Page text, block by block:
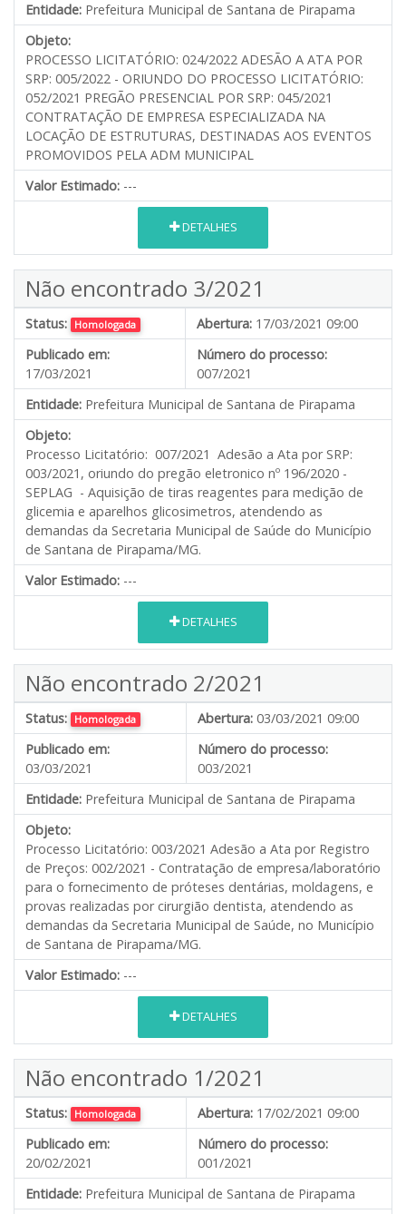
Entidade: Prefeitura Municipal de Santana de Pirapama
Objeto:
PROCESSO LICITATÓRIO: 024/2022 ADESÃO A ATA POR
SRP: 005/2022 - ORIUNDO DO PROCESSO LICITATÓRIO:
052/2021 PREGÃO PRESENCIAL POR SRP: 045/2021
CONTRATAÇÃO DE EMPRESA ESPECIALIZADA NA
LOCAÇÃO DE ESTRUTURAS, DESTINADAS AOS EVENTOS
PROMOVIDOS PELA ADM MUNICIPAL
Valor Estimado: ---
DETALHES
Não encontrado 3/2021
Status: Homologada Abertura: 17/03/2021 09:00
Publicado em:
17/03/2021
Número do processo:
007/2021
Entidade: Prefeitura Municipal de Santana de Pirapama
Objeto:
Processo Licitatório: 007/2021 Adesão a Ata por SRP:
003/2021, oriundo do pregão eletronico nº 196/2020 -
SEPLAG - Aquisição de tiras reagentes para medição de
glicemia e aparelhos glicosimetros, atendendo as
demandas da Secretaria Municipal de Saúde do Município
de Santana de Pirapama/MG.
Valor Estimado: ---
DETALHES
Não encontrado 2/2021
Status: Homologada Abertura: 03/03/2021 09:00
Publicado em:
03/03/2021
Número do processo:
003/2021
Entidade: Prefeitura Municipal de Santana de Pirapama
Objeto:
Processo Licitatório: 003/2021 Adesão a Ata por Registro
de Preços: 002/2021 - Contratação de empresa/laboratório
para o fornecimento de próteses dentárias, moldagens, e
provas realizadas por cirurgião dentista, atendendo as
demandas da Secretaria Municipal de Saúde, no Município
de Santana de Pirapama/MG.
Valor Estimado: ---
DETALHES
Não encontrado 1/2021
Status: Homologada Abertura: 17/02/2021 09:00
Publicado em:
20/02/2021
Número do processo:
001/2021
Entidade: Prefeitura Municipal de Santana de Pirapama